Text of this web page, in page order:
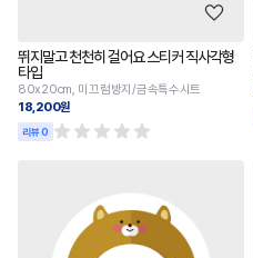
뛰지말고 천천히 걸어요 스티커 직사각형
타입
80x20cm, 미끄럼방지/금속특수시트
18,200원
리뷰 0